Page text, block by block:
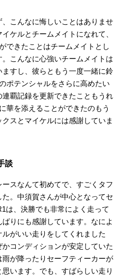
、こんなに悔しいことはありませ
ケルとチームメイトになれて、
できたことはチームメイトとし
こんなに心強いチームメイトは
すし、彼らともう一度一緒に鈴
ポテンシャルをさらに高めたい
覇記録を更新できたこともうれ
華を添えることができたのもう
スとマイケルには感謝していま
談
ースなんて初めてで、すごくタフ
。中須賀さんが中心となってセ
は、決勝でも非常によく走って
りにも感謝しています。なによ
がいい走りをしてくれました
コンディションが安定していた
が降ったりセーフティーカーが
います。でも、すばらしい走り